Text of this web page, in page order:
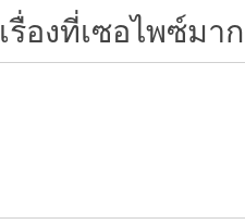
เรื่องที่เซอไพซ์มา